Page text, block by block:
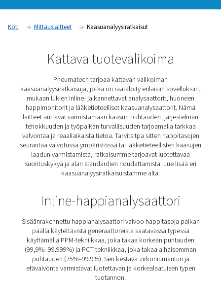
kaasun puhtaudesta ja järjestelmän suorituskyvystä, mikä
Pyydä tarjous
Koti Mittauslaitteet Kaasuanalyysiratkaisut
Kattava tuotevalikoima
Pneumatech tarjoaa kattavan valikoiman
kaasuanalyysiratkaisuja, jotka on räätälöity erilaisiin
mukaan lukien inline- ja kannettavat analysaattorit,
happimonitorit ja lääketieteelliset
laitteet auttavat varmistamaan kaasun puhtauden,
tehokkuuden ja työpaikan turvallisuuden tarjoamalla
valvontaa ja reaaliaikaista tietoa. Tarvitsitpa sitten